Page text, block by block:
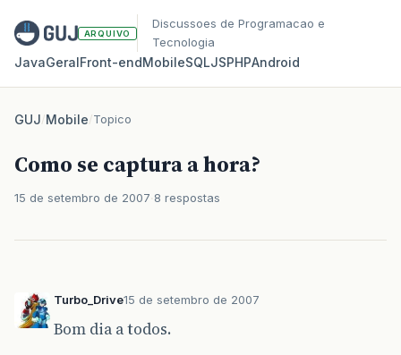
ARQUIVO
Discussoes de Programacao e
Tecnologia
JavaGeralFront‑endMobileSQLJSPHPAndroid
GUJ/Mobile/Topico
Como se captura a hora?
15 de setembro de 2007 8 respostas
Turbo_Drive15 de setembro de 2007
Bom dia a todos.